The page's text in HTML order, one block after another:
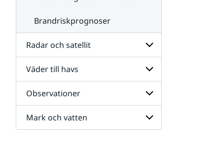
Brandriskprognoser
Radar och satellit
Undersidor
för
Radar
och
satellit
Väder till havs
Undersidor
för
Väder
till
havs
Observationer
Undersidor
för
Mark och vatten